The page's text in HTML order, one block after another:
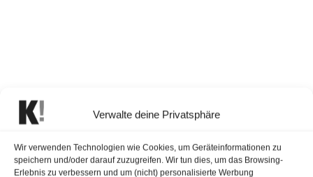
Verwalte deine Privatsphäre
Wir verwenden Technologien wie Cookies, um Geräteinformationen zu
speichern und/oder darauf zuzugreifen. Wir tun dies, um das Browsing-
Erlebnis zu verbessern und um (nicht) personalisierte Werbung